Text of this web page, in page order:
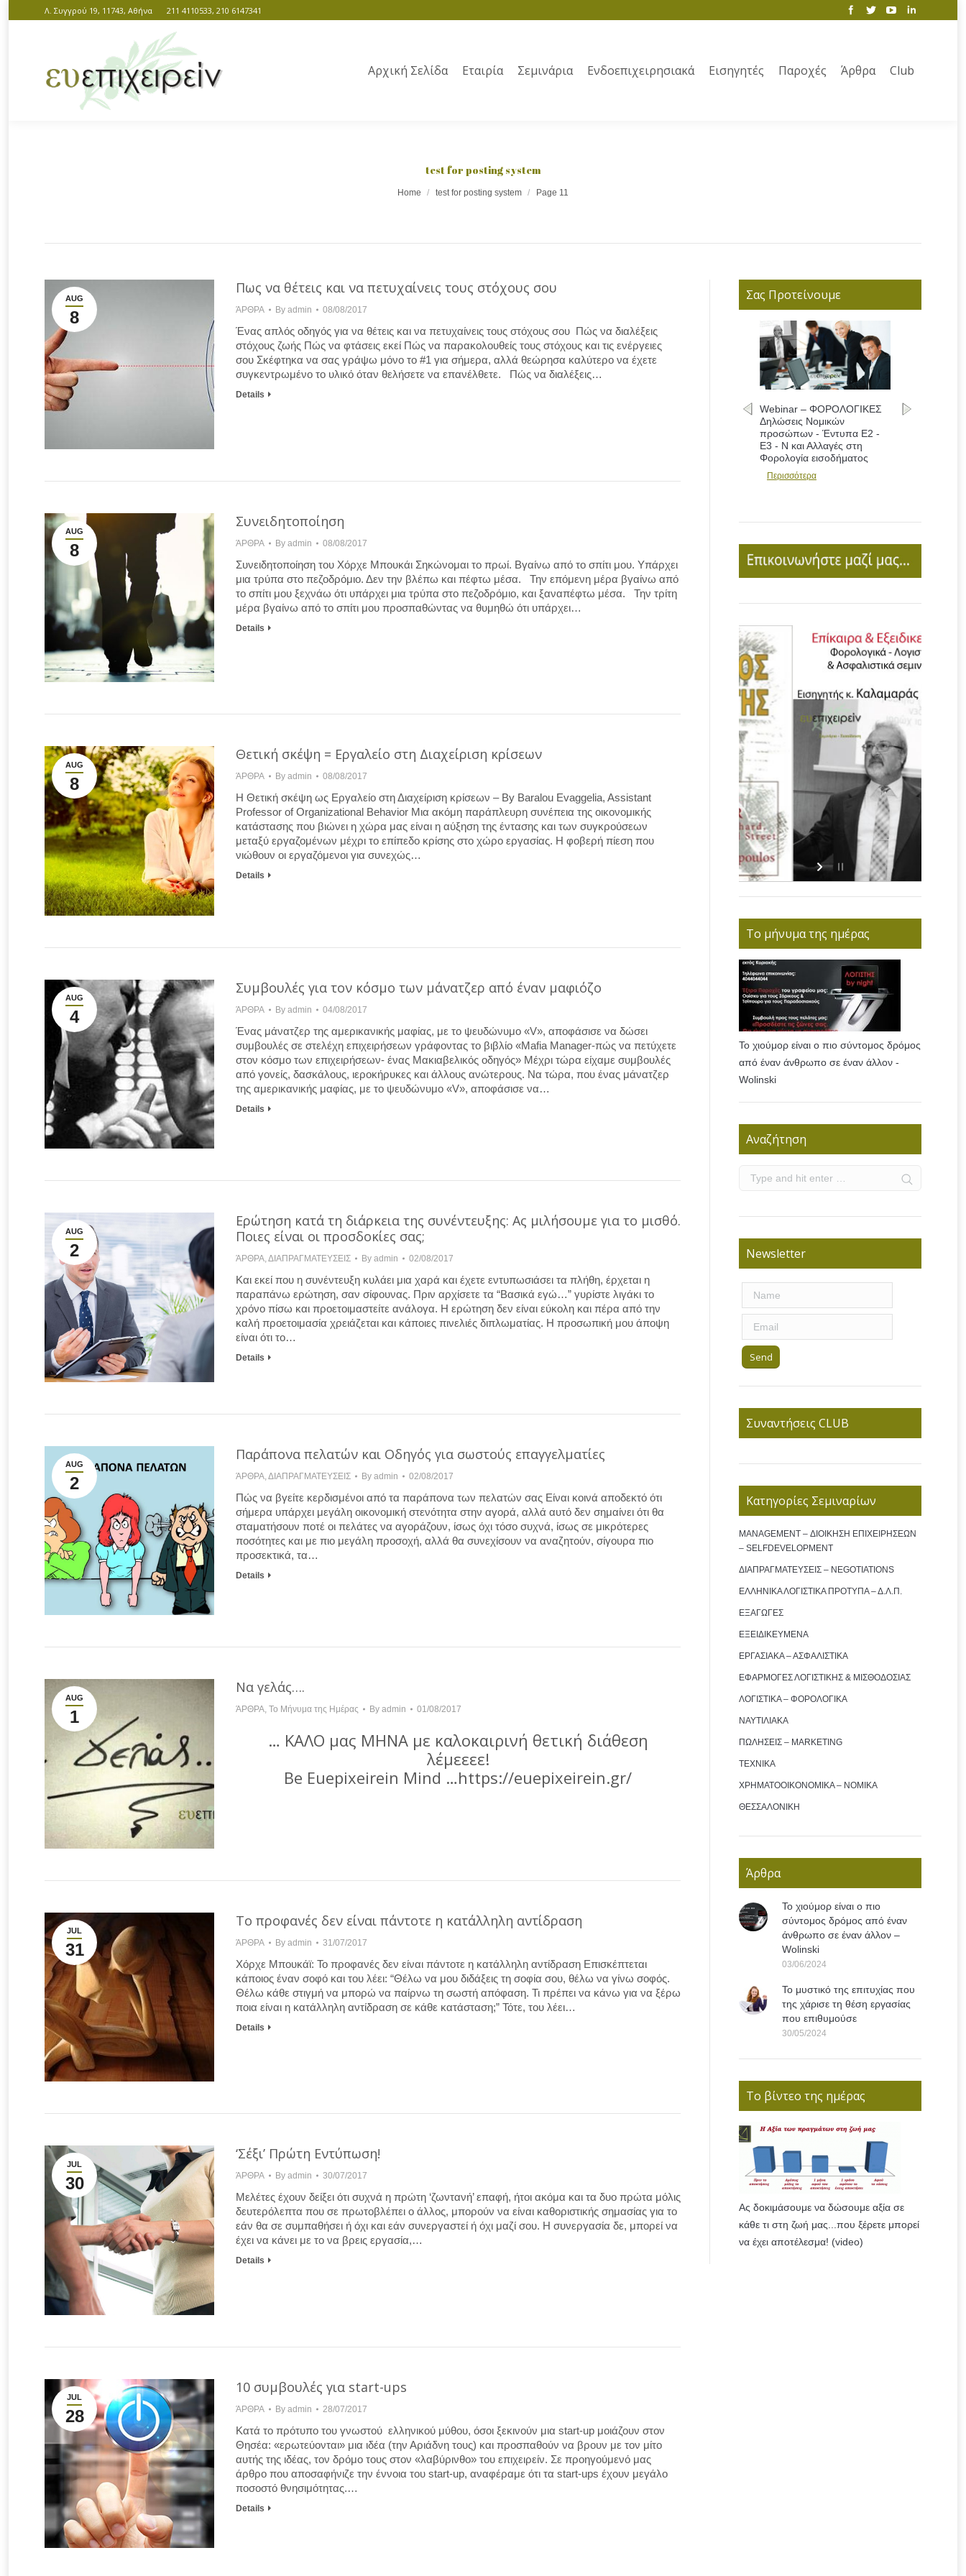
Λ. Συγγρού 19, 11743, Αθήνα 211 4110533, 210 6147341
Αρχική Σελίδα Εταιρία Σεμινάρια Ενδοεπιχειρησιακά Εισηγητές Παροχές Άρθρα Club
test for posting system
Home test for posting system Page 11
AUG
8
Πως να θέτεις και να πετυχαίνεις τους στόχους σου
ΆΡΘΡΑ By admin 08/08/2017
Ένας απλός οδηγός για να θέτεις και να πετυχαίνεις τους στόχους σου Πώς να διαλέξεις
στόχους ζωής Πώς να φτάσεις εκεί Πώς να παρακολουθείς τους στόχους και τις ενέργειες
σου Σκέφτηκα να σας γράψω μόνο το #1 για σήμερα, αλλά θεώρησα καλύτερο να έχετε
συγκεντρωμένο το υλικό όταν θελήσετε να επανέλθετε. Πώς να διαλέξεις…
Details
AUG
8
Συνειδητοποίηση
ΆΡΘΡΑ By admin 08/08/2017
Συνειδητοποίηση του Χόρχε Μπουκάι Σηκώνομαι το πρωί. Βγαίνω από το σπίτι μου. Υπάρχει
μια τρύπα στο πεζοδρόμιο. Δεν την βλέπω και πέφτω μέσα. Την επόμενη μέρα βγαίνω από
το σπίτι μου ξεχνάω ότι υπάρχει μια τρύπα στο πεζοδρόμιο, και ξαναπέφτω μέσα. Την τρίτη
μέρα βγαίνω από το σπίτι μου προσπαθώντας να θυμηθώ ότι υπάρχει…
Details
AUG
8
Θετική σκέψη = Εργαλείο στη Διαχείριση κρίσεων
ΆΡΘΡΑ By admin 08/08/2017
Η Θετική σκέψη ως Εργαλείο στη Διαχείριση κρίσεων – By Baralou Evaggelia, Assistant
Professor of Organizational Behavior Μια ακόμη παράπλευρη συνέπεια της οικονομικής
κατάστασης που βιώνει η χώρα μας είναι η αύξηση της έντασης και των συγκρούσεων
μεταξύ εργαζομένων μέχρι το επίπεδο κρίσης στο χώρο εργασίας. Η φοβερή πίεση που
νιώθουν οι εργαζόμενοι για συνεχώς…
Details
AUG
4
Συμβουλές για τον κόσμο των μάνατζερ από έναν μαφιόζο
ΆΡΘΡΑ By admin 04/08/2017
Ένας μάνατζερ της αμερικανικής μαφίας, με το ψευδώνυμο «V», αποφάσισε να δώσει
συμβουλές σε στελέχη επιχειρήσεων γράφοντας το βιβλίο «Mafia Manager-πώς να πετύχετε
στον κόσμο των επιχειρήσεων- ένας Μακιαβελικός οδηγός» Μέχρι τώρα είχαμε συμβουλές
από γονείς, δασκάλους, ιεροκήρυκες και άλλους ανώτερους. Να τώρα, που ένας μάνατζερ
της αμερικανικής μαφίας, με το ψευδώνυμο «V», αποφάσισε να…
Details
AUG
2
Ερώτηση κατά τη διάρκεια της συνέντευξης: Ας μιλήσουμε για το μισθό.
Ποιες είναι οι προσδοκίες σας;
ΆΡΘΡΑ,ΔΙΑΠΡΑΓΜΑΤΕΥΣΕΙΣ By admin 02/08/2017
Και εκεί που η συνέντευξη κυλάει μια χαρά και έχετε εντυπωσιάσει τα πλήθη, έρχεται η
παραπάνω ερώτηση, σαν σίφουνας. Πριν αρχίσετε τα “Βασικά εγώ…” γυρίστε λιγάκι το
χρόνο πίσω και προετοιμαστείτε ανάλογα. Η ερώτηση δεν είναι εύκολη και πέρα από την
καλή προετοιμασία χρειάζεται και κάποιες πινελιές διπλωματίας. Η προσωπική μου άποψη
είναι ότι το…
Details
AUG
2
Παράπονα πελατών και Οδηγός για σωστούς επαγγελματίες
ΆΡΘΡΑ, ΔΙΑΠΡΑΓΜΑΤΕΥΣΕΙΣ By admin 02/08/2017
Πώς να βγείτε κερδισμένοι από τα παράπονα των πελατών σας Είναι κοινά αποδεκτό ότι
σήμερα υπάρχει μεγάλη οικονομική στενότητα στην αγορά, αλλά αυτό δεν σημαίνει ότι θα
σταματήσουν ποτέ οι πελάτες να αγοράζουν, ίσως όχι τόσο συχνά, ίσως σε μικρότερες
ποσότητες και με πιο μεγάλη προσοχή, αλλά θα συνεχίσουν να αναζητούν, σίγουρα πιο
προσεκτικά, τα…
Details
AUG
1
Να γελάς….
ΆΡΘΡΑ, Το Μήνυμα της Ημέρας By admin 01/08/2017
… ΚΑΛΟ μας ΜΗΝΑ με καλοκαιρινή θετική διάθεση
λέμεεεε!
Be Euepixeirein Mind …https://euepixeirein.gr/
JUL
31
Το προφανές δεν είναι πάντοτε η κατάλληλη αντίδραση
ΆΡΘΡΑ By admin 31/07/2017
Χόρχε Μπουκάϊ: Το προφανές δεν είναι πάντοτε η κατάλληλη αντίδραση Επισκέπτεται
κάποιος έναν σοφό και του λέει: “Θέλω να μου διδάξεις τη σοφία σου, θέλω να γίνω σοφός.
Θέλω κάθε στιγμή να μπορώ να παίρνω τη σωστή απόφαση. Τι πρέπει να κάνω για να ξέρω
ποια είναι η κατάλληλη αντίδραση σε κάθε κατάσταση;” Τότε, του λέει…
Details
JUL
30
‘Σέξι’ Πρώτη Εντύπωση!
ΆΡΘΡΑ By admin 30/07/2017
Μελέτες έχουν δείξει ότι συχνά η πρώτη ‘ζωντανή’ επαφή, ήτοι ακόμα και τα δυο πρώτα μόλις
δευτερόλεπτα που σε πρωτοβλέπει ο άλλος, μπορούν να είναι καθοριστικής σημασίας για το
εάν θα σε συμπαθήσει ή όχι και εάν συνεργαστεί ή όχι μαζί σου. Η συνεργασία δε, μπορεί να
έχει να κάνει με το να βρεις εργασία,…
Details
JUL
28
10 συμβουλές για start-ups
ΆΡΘΡΑ By admin 28/07/2017
Κατά το πρότυπο του γνωστού ελληνικού μύθου, όσοι ξεκινούν μια start-up μοιάζουν στον
Θησέα: «ερωτεύονται» μια ιδέα (την Αριάδνη τους) και προσπαθούν να βρουν με τον μίτο
αυτής της ιδέας, τον δρόμο τους στον «λαβύρινθο» του επιχειρείν. Σε προηγούμενό μας
άρθρο που αποσαφήνιζε την έννοια του start-up, αναφέραμε ότι τα start-ups έχουν μεγάλο
ποσοστό θνησιμότητας.…
Details
Σας Προτείνουμε
Webinar – ΦΟΡΟΛΟΓΙΚΕΣ
Δηλώσεις Νομικών
προσώπων - Έντυπα Ε2 -
Ε3 - Ν και Αλλαγές στη
Φορολογία εισοδήματος
Περισσότερα
Το μήνυμα της ημέρας
Το χιούμορ είναι ο πιο σύντομος δρόμος
από έναν άνθρωπο σε έναν άλλον -
Wolinski
Αναζήτηση
Newsletter
Συναντήσεις CLUB
Κατηγορίες Σεμιναρίων
MANAGEMENT – ΔΙΟΙΚΗΣΗ ΕΠΙΧΕΙΡΗΣΕΩΝ
– SELFDEVELOPMENT
ΔΙΑΠΡΑΓΜΑΤΕΥΣΕΙΣ – NEGOTIATIONS
ΕΛΛΗΝΙΚΑ ΛΟΓΙΣΤΙΚΑ ΠΡΟΤΥΠΑ – Δ.Λ.Π.
ΕΞΑΓΩΓΕΣ
ΕΞΕΙΔΙΚΕΥΜΕΝΑ
ΕΡΓΑΣΙΑΚΑ – ΑΣΦΑΛΙΣΤΙΚΑ
ΕΦΑΡΜΟΓΕΣ ΛΟΓΙΣΤΙΚΗΣ & ΜΙΣΘΟΔΟΣΙΑΣ
ΛΟΓΙΣΤΙΚΑ – ΦΟΡΟΛΟΓΙΚΑ
ΝΑΥΤΙΛΙΑΚΑ
ΠΩΛΗΣΕΙΣ – MARKETING
ΤΕΧΝΙΚΑ
ΧΡΗΜΑΤΟΟΙΚΟΝΟΜΙΚΑ – ΝΟΜΙΚΑ
ΘΕΣΣΑΛΟΝΙΚΗ
Άρθρα
Το χιούμορ είναι ο πιο
σύντομος δρόμος από έναν
άνθρωπο σε έναν άλλον –
Wolinski
03/06/2024
Το μυστικό της επιτυχίας που
της χάρισε τη θέση εργασίας
που επιθυμούσε
30/05/2024
Το βίντεο της ημέρας
Ας δοκιμάσουμε να δώσουμε αξία σε
κάθε τι στη ζωή μας...που ξέρετε μπορεί
να έχει αποτέλεσμα! (video)